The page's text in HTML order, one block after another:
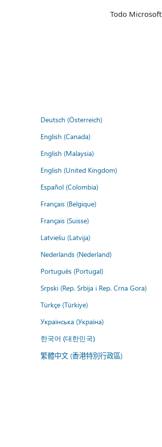
Todo Microsoft
Deutsch (Österreich)
English (Canada)
English (Malaysia)
English (United Kingdom)
Español (Colombia)
Français (Belgique)
Français (Suisse)
Latviešu (Latvija)
Nederlands (Nederland)
Português (Portugal)
Srpski (Rep. Srbija i Rep. Crna Gora)
Türkçe (Türkiye)
Українська (Україна)
한국어 (대한민국)
繁體中文 (香港特別行政區)